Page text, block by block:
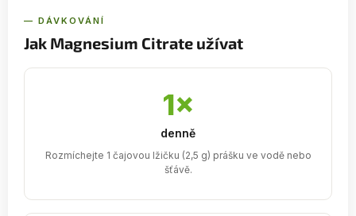
— DÁVKOVÁNÍ
Jak Magnesium Citrate užívat
1×
denně
Rozmíchejte 1 čajovou lžičku (2,5 g) prášku ve vodě nebo
šťávě.